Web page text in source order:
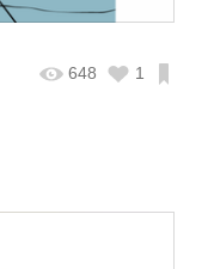
648 1